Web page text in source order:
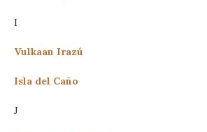
I
Vulkaan Irazú
Isla del Caño
J